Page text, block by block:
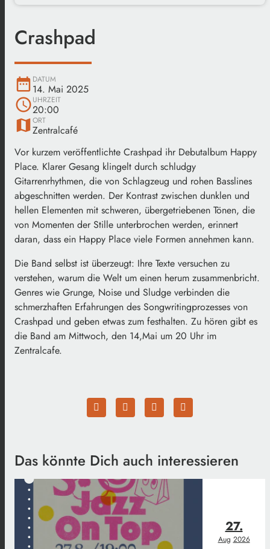
Crashpad
date_range DATUM
14. Mai 2025
scheduleUHRZEIT
20:00
map ORT
Zentralcafé
Vor kurzem veröffentlichte Crashpad ihr Debutalbum Happy
Place. Klarer Gesang klingelt durch schludgy
Gitarrenrhythmen, die von Schlagzeug und rohen Basslines
abgeschnitten werden. Der Kontrast zwischen dunklen und
hellen Elementen mit schweren, übergetriebenen Tönen, die
von Momenten der Stille unterbrochen werden, erinnert
daran, dass ein Happy Place viele Formen annehmen kann.
Die Band selbst ist überzeugt: Ihre Texte versuchen zu
verstehen, warum die Welt um einen herum zusammenbricht.
Genres wie Grunge, Noise und Sludge verbinden die
schmerzhaften Erfahrungen des Songwritingprozesses von
Crashpad und geben etwas zum festhalten. Zu hören gibt es
die Band am Mittwoch, den 14,Mai um 20 Uhr im
Zentralcafe.
Das könnte Dich auch interessieren
27.
Aug 2026